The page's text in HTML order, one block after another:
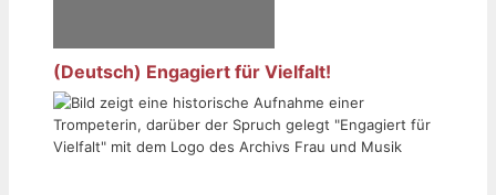
(Deutsch) Engagiert für Vielfalt!